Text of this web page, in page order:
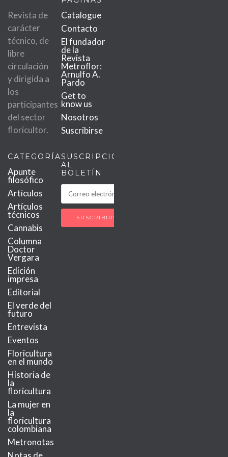
Revista de
carácter
técnico, de
libre
circulación
y dirigida a
los
participantes
del sector
floricultor.
Catalogue
Contacto
El fundador
de la
Revista
Metroflor:
Arnulfo A.
Pardo
Get to
know us
Nosotros
Suscribirse
CATEGORÍAS
Apunte
filosófico
Artículos
Artículos
técnicos
Cannabis
Columna
Doctor
Vergara
Edición
impresa
Editorial
El verde del
futuro
Entrevista
Eventos
Floricultura
en el mundo
Historia de
la
floricultura
La mujer en
la
floricultura
colombiana
Metronotas
SUSCRIPCIÓN
AL
BOLETÍN